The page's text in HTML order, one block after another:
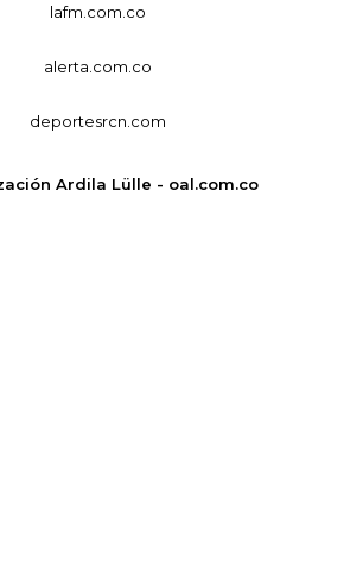
lafm.com.co
alerta.com.co
deportesrcn.com
Ardila Lülle - oal.com.co